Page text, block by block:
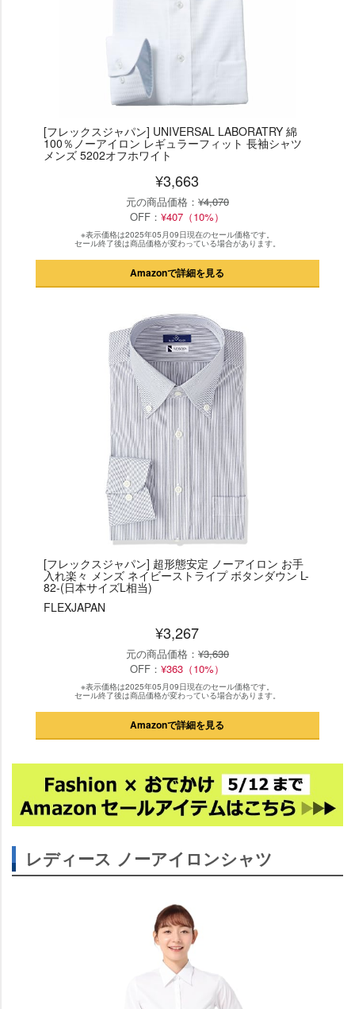
[フレックスジャパン] UNIVERSAL LABORATRY 綿
100％ノーアイロン レギュラーフィット 長袖シャツ
メンズ 5202オフホワイト
¥3,663
元の商品価格： ¥4,070
OFF：¥407（10%）
※表示価格は2025年05月09日現在のセール価格です。
セール終了後は商品価格が変わっている場合があります。
Amazonで詳細を見る
[フレックスジャパン] 超形態安定 ノーアイロン お手
入れ楽々 メンズ ネイビーストライプ ボタンダウン L-
82-(日本サイズL相当)
FLEXJAPAN
¥3,267
元の商品価格： ¥3,630
OFF：¥363（10%）
※表示価格は2025年05月09日現在のセール価格です。
セール終了後は商品価格が変わっている場合があります。
Amazonで詳細を見る
レディース ノーアイロンシャツ